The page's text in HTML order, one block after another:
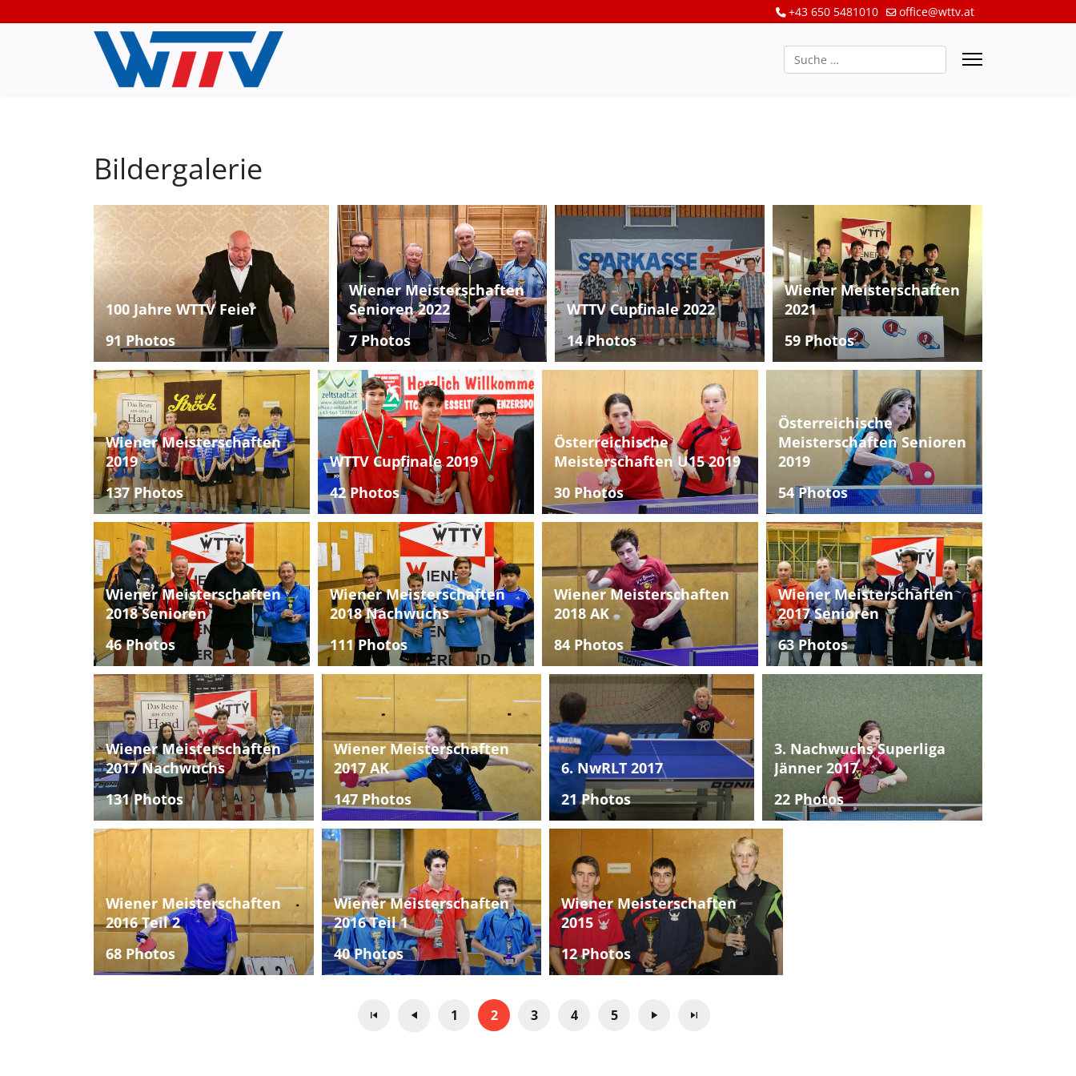
+43 650 5481010 office@wttv.at
Suchen
Bildergalerie
100 Jahre WTTV Feier
91 Photos
Wiener Meisterschaften
Senioren 2022
7 Photos
WTTV Cupfinale 2022
14 Photos
Wiener Meisterschaften
2021
59 Photos
Wiener Meisterschaften
2019
137 Photos
WTTV Cupfinale 2019
42 Photos
Österreichische
Meisterschaften U15 2019
30 Photos
Österreichische
Meisterschaften Senioren
2019
54 Photos
Wiener Meisterschaften
2018 Senioren
46 Photos
Wiener Meisterschaften
2018 Nachwuchs
111 Photos
Wiener Meisterschaften
2018 AK
84 Photos
Wiener Meisterschaften
2017 Senioren
63 Photos
Wiener Meisterschaften
2017 Nachwuchs
131 Photos
Wiener Meisterschaften
2017 AK
147 Photos
6. NwRLT 2017
21 Photos
3. Nachwuchs Superliga
Jänner 2017
22 Photos
Wiener Meisterschaften
2016 Teil 2
68 Photos
Wiener Meisterschaften
2016 Teil 1
40 Photos
Wiener Meisterschaften
2015
12 Photos
1 2 3 4 5